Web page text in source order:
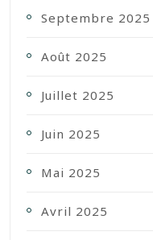
Septembre 2025
Août 2025
Juillet 2025
Juin 2025
Mai 2025
Avril 2025